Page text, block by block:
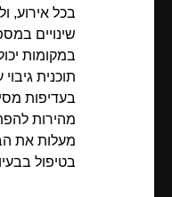
בכל אירוע,
שינויים
במקומות
תוכנית
בעדיפות
מהירות
מעלות את
בטיפול